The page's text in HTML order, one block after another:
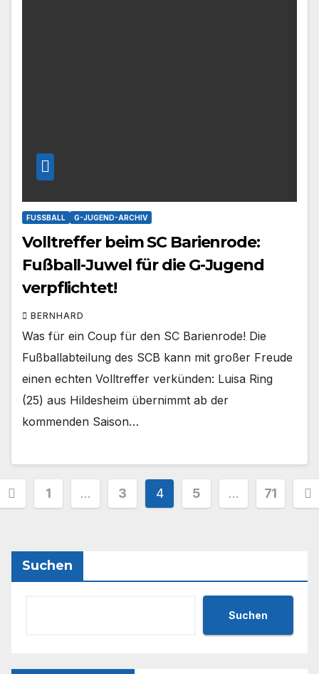
FUSSBALL G-JUGEND-ARCHIV
Volltreffer beim SC Barienrode:
Fußball-Juwel für die G-Jugend
verpflichtet!
BERNHARD
Was für ein Coup für den SC Barienrode! Die
Fußballabteilung des SCB kann mit großer Freude
einen echten Volltreffer verkünden: Luisa Ring
(25) aus Hildesheim übernimmt ab der
kommenden Saison…
1 … 3 4 5 … 71
Suchen
Suchen